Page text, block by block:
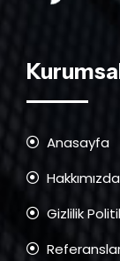
Anasayfa
Hakkımızda
Gizlilik